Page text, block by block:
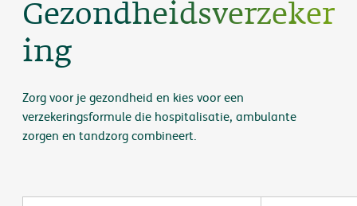
Gezondheidsverzeker
ing
Zorg voor je gezondheid en kies voor een
verzekeringsformule die hospitalisatie, ambulante
zorgen en tandzorg combineert.